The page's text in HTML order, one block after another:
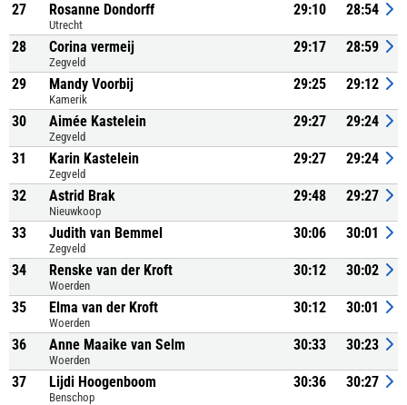
27 Rosanne Dondorff
Utrecht
29:10 28:54
28 Corina vermeij
Zegveld
29:17 28:59
29 Mandy Voorbij
Kamerik
29:25 29:12
30 Aimée Kastelein
Zegveld
29:27 29:24
31 Karin Kastelein
Zegveld
29:27 29:24
32 Astrid Brak
Nieuwkoop
29:48 29:27
33 Judith van Bemmel
Zegveld
30:06 30:01
34 Renske van der Kroft
Woerden
30:12 30:02
35 Elma van der Kroft
Woerden
30:12 30:01
36 Anne Maaike van Selm
Woerden
30:33 30:23
37 Lijdi Hoogenboom
Benschop
30:36 30:27